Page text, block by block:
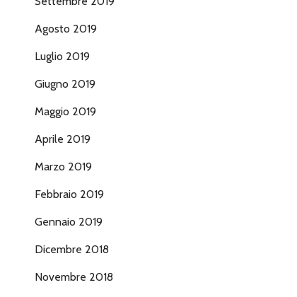
Agosto 2019
Luglio 2019
Giugno 2019
Maggio 2019
Aprile 2019
Marzo 2019
Febbraio 2019
Gennaio 2019
Dicembre 2018
Novembre 2018